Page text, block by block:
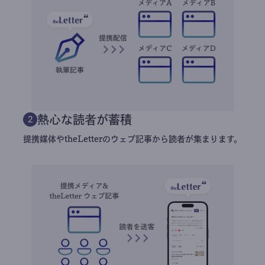
2 熱心な読者が蓄積
提携媒体やtheLetterのウェブ記事から読者が集まります。